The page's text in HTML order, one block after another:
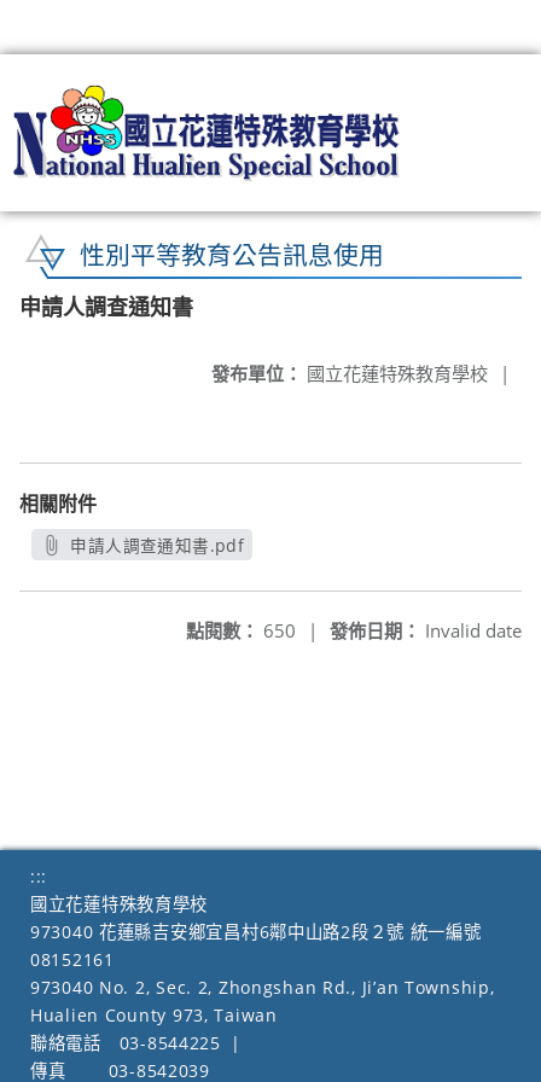
性別平等教育公告訊息使用
申請人調查通知書
發布單位： 國立花蓮特殊教育學校 |
相關附件
申請人調查通知書.pdf
發佈日期： Invalid date
點閱數： 650 |
:::
國立花蓮特殊教育學校
973040 花蓮縣吉安鄉宜昌村6鄰中山路2段２號 統一編號
08152161
973040 No. 2, Sec. 2, Zhongshan Rd., Ji’an Township,
Hualien County 973, Taiwan
聯絡電話
03-8544225
|
傳真
03-8542039